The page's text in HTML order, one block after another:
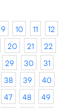
9 10 11
12
20 21
22
29 30
31
38 39
40
47 48
49